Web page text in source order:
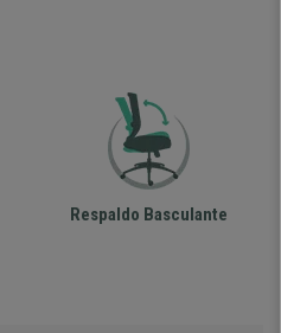
Respaldo Basculante